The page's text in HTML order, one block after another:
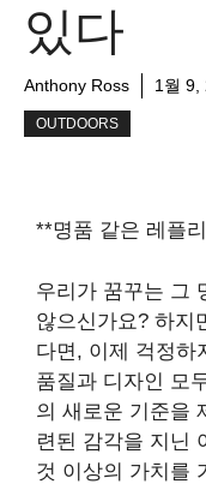
있다
Anthony Ross 1월 9,
OUTDOORS
**명품 같은 레플
우리가 꿈꾸는 그
않으신가요? 하지
다면, 이제 걱정하
품질과 디자인 모
의 새로운 기준을
련된 감각을 지닌
것 이상의 가치를